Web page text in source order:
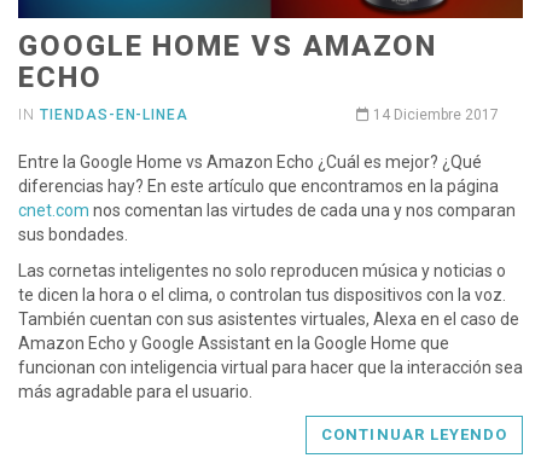
GOOGLE HOME VS AMAZON
ECHO
IN TIENDAS-EN-LINEA 14 Diciembre 2017
Entre la Google Home vs Amazon Echo ¿Cuál es mejor? ¿Qué
diferencias hay? En este artículo que encontramos en la página
cnet.com nos comentan las virtudes de cada una y nos comparan
sus bondades.
Las cornetas inteligentes no solo reproducen música y noticias o
te dicen la hora o el clima, o controlan tus dispositivos con la voz.
También cuentan con sus asistentes virtuales, Alexa en el caso de
Amazon Echo y Google Assistant en la Google Home que
funcionan con inteligencia virtual para hacer que la interacción sea
más agradable para el usuario.
CONTINUAR LEYENDO